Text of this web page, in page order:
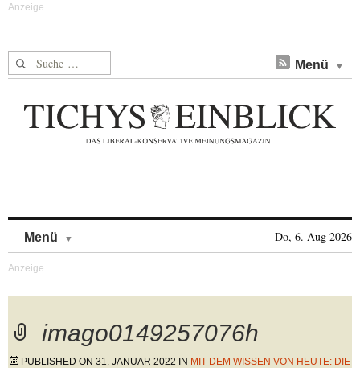
Suche nach: Menü
Menü Do, 6. Aug 2026
imago0149257076h
PUBLISHED ON 31. JANUAR 2022 IN MIT DEM WISSEN VON HEUTE: DIE